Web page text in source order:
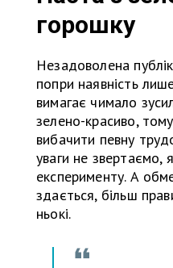
горошку
Незадоволена
попри наявність
вимагає чимало
зелено-красиво,
вибачити певну
уваги не звертаємо,
експерименту. А
здається, більш
ньокі.